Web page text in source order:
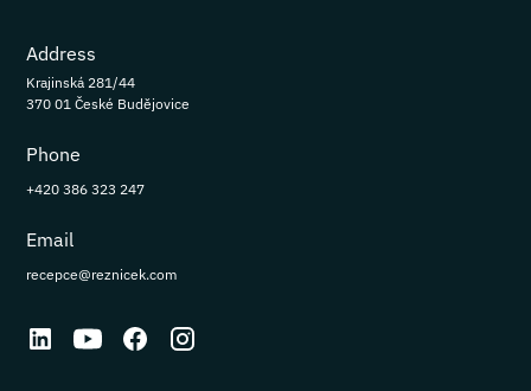
Address
Krajinská 281/44
370 01 České Budějovice
Phone
+420 386 323 247
Email
recepce@reznicek.com